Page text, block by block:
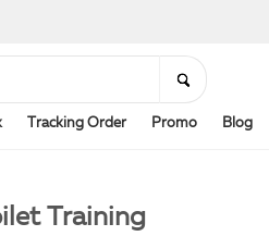
Tracking Order Promo Blog
Training